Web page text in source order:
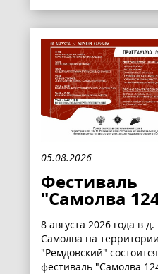
05.08.2026
Фестиваль
"Самолва
8 августа 2026 года в д.
Самолва на
"Ремдовский" состоится
фестиваль "Самолва